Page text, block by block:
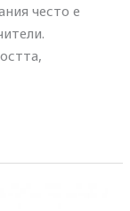
често е